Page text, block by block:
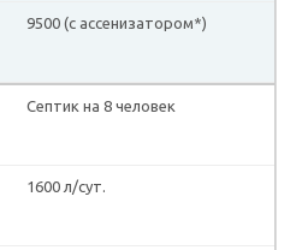
9500 (с ассенизатором*)
Септик на 8 человек
1600 л/сут.